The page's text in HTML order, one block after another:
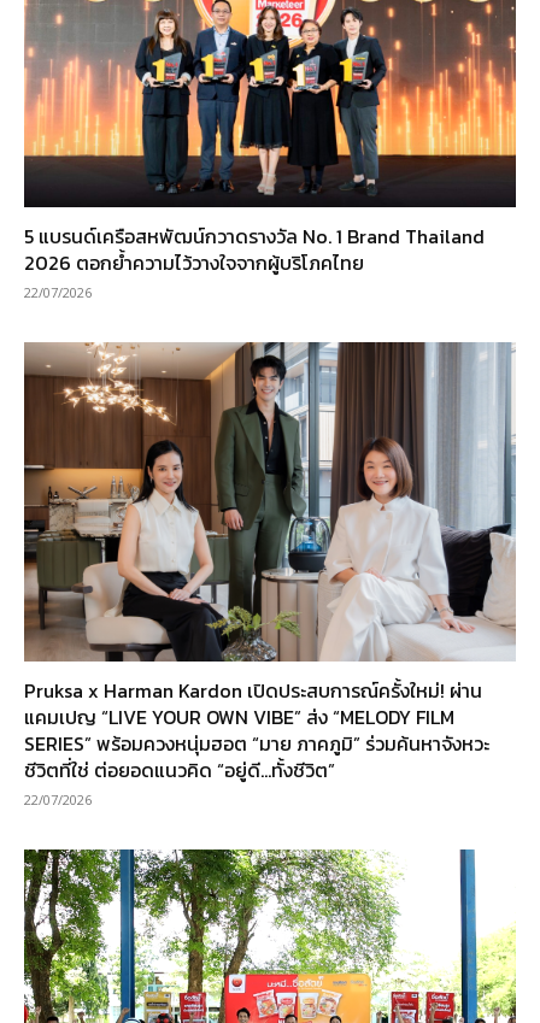
5 แบรนด์เครือสหพัฒน์กวาดรางวัล No. 1 Brand Thailand
2026 ตอกย้ำความไว้วางใจจากผู้บริโภคไทย
22/07/2026
Pruksa x Harman Kardon เปิดประสบการณ์ครั้งใหม่! ผ่าน
แคมเปญ “LIVE YOUR OWN VIBE” ส่ง “MELODY FILM
SERIES” พร้อมควงหนุ่มฮอต “มาย ภาคภูมิ” ร่วมค้นหาจังหวะ
ชีวิตที่ใช่ ต่อยอดแนวคิด “อยู่ดี…ทั้งชีวิต”
22/07/2026